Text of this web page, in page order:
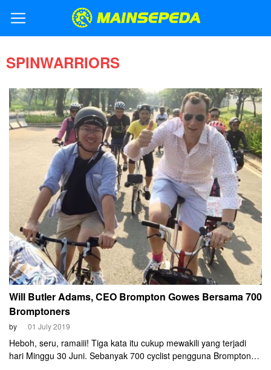
SPINWARRIORS
Will Butler Adams, CEO Brompton Gowes Bersama 700
Bromptoners
by 01 July 2019
Heboh, seru, ramaiii! Tiga kata itu cukup mewakili yang terjadi
hari Minggu 30 Juni. Sebanyak 700 cyclist pengguna Brompton